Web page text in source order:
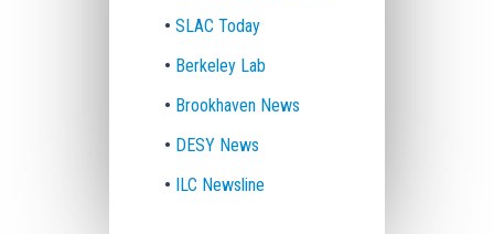
• SLAC Today
• Berkeley Lab
• Brookhaven News
• DESY News
• ILC Newsline